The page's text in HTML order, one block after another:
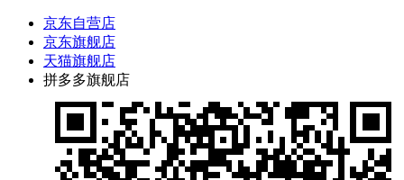
京东自营店
京东旗舰店
天猫旗舰店
拼多多旗舰店